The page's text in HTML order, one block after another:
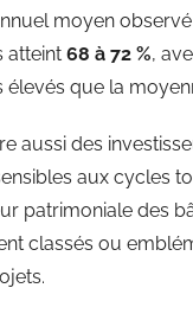
moyen
atteint 68 à 72 %,
élevés que la
aussi des
aux cycles
patrimoniale des
classés ou